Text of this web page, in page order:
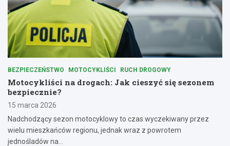
BEZPIECZEŃSTWO MOTOCYKLIŚCI RUCH DROGOWY
Motocykliści na drogach: Jak cieszyć się sezonem
bezpiecznie?
15 marca 2026
Nadchodzący sezon motocyklowy to czas wyczekiwany przez
wielu mieszkańców regionu, jednak wraz z powrotem
jednośladów na…